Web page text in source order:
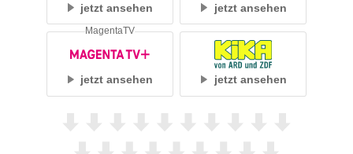
jetzt ansehen jetzt ansehen
jetzt ansehen
MagentaTV
jetzt ansehen